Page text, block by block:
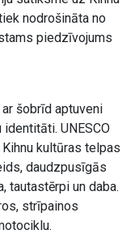
nodrošināta no
piedzīvojums
šobrīd aptuveni
UNESCO
kultūras telpas
daudzpusīgās
tautastērpi un daba.
strīpainos